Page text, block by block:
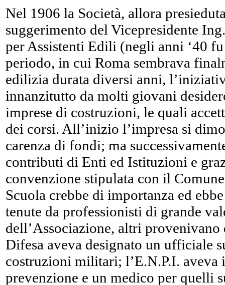
Nel 1906 la Società, allora
suggerimento del Vicepresidente
per Assistenti Edili (negli anni ‘40
periodo, in cui Roma sembrava
edilizia durata diversi anni,
innanzitutto da molti giovani
imprese di costruzioni, le quali
dei corsi. All’inizio l’impresa si
carenza di fondi; ma
contributi di Enti ed Istituzioni e
convenzione stipulata con il
Scuola crebbe di importanza ed
tenute da professionisti di grande
dell’Associazione, altri
Difesa aveva designato un ufficiale
costruzioni militari; l’E.N.P.I.
prevenzione e un medico per quelli